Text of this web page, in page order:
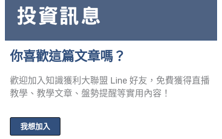
你喜歡這篇文章嗎？
歡迎加入知識獲利大聯盟 Line 好友，免費獲得直播
教學、教學文章、盤勢提醒等實用內容！
我想加入